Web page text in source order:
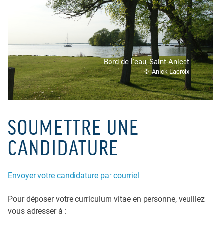
Bord de l'eau, Saint-Anicet
© Anick Lacroix
SOUMETTRE UNE
CANDIDATURE
Envoyer votre candidature par courriel
Pour déposer votre curriculum vitae en personne, veuillez
vous adresser à :